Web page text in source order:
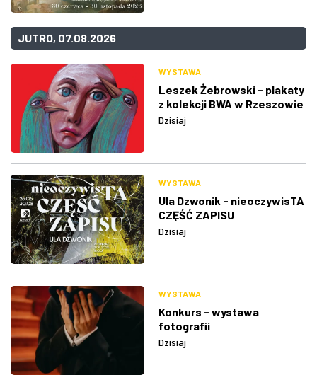
JUTRO, 07.08.2026
WYSTAWA
Leszek Żebrowski - plakaty
z kolekcji BWA w Rzeszowie
Dzisiaj
WYSTAWA
Ula Dzwonik - nieoczywisTA
CZĘŚĆ ZAPISU
Dzisiaj
WYSTAWA
Konkurs - wystawa
fotografii
Dzisiaj